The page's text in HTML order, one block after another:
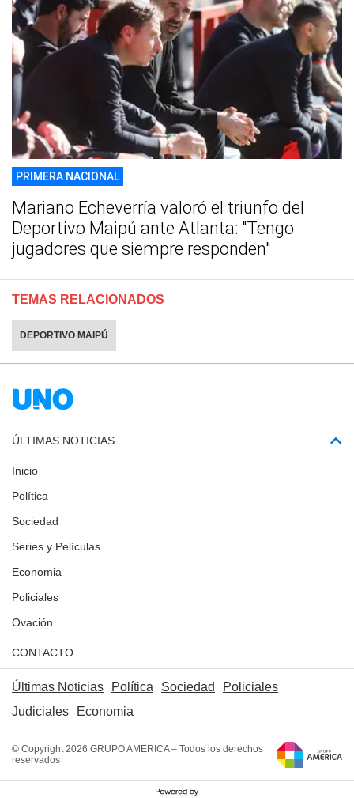
PRIMERA NACIONAL
Mariano Echeverría valoró el triunfo del
Deportivo Maipú ante Atlanta: "Tengo
jugadores que siempre responden"
TEMAS RELACIONADOS
DEPORTIVO MAIPÚ
ÚLTIMAS NOTICIAS
Inicio
Política
Sociedad
Series y Películas
Economia
Policiales
Ovación
CONTACTO
Últimas Noticias Política Sociedad
Policiales
Judiciales
Economia
© Copyright 2026 GRUPO AMERICA – Todos los derechos
reservados